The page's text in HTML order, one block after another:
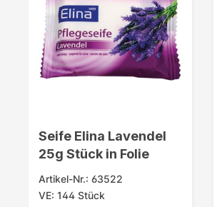
Seife Elina Lavendel
25g Stück in Folie
Artikel-Nr.: 63522
VE: 144 Stück